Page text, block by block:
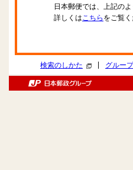
日本郵便では、上記の
詳しくはこちら をご覧く
検索のしかた グルー